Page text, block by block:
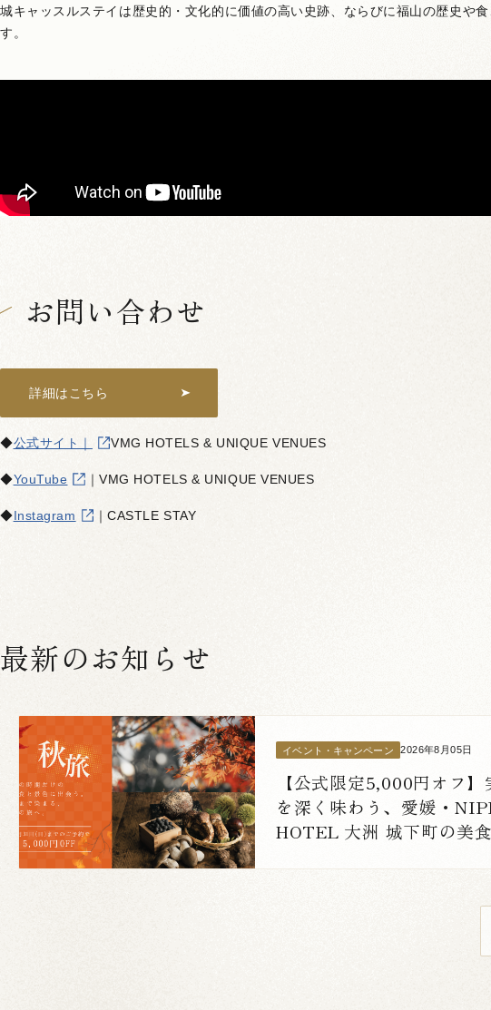
城キャッスルステイは歴史的・文化的に価値の高い史跡、ならびに福山の歴史や
す。
お問い合わせ
詳細はこちら
◆公式サイト｜ VMG HOTELS & UNIQUE VENUES
◆YouTube ｜VMG HOTELS & UNIQUE VENUES
◆Instagram ｜CASTLE STAY
最新のお知らせ
イベント・キャンペーン 2026年8月05日
【公式限定5,000円オフ
を深く味わう、愛媛・
HOTEL 大洲 城下町の美